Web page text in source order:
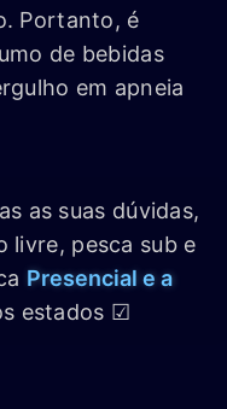
Portanto, é
de bebidas
em apneia
as suas dúvidas,
livre, pesca sub e
Presencial e a
estados ☑